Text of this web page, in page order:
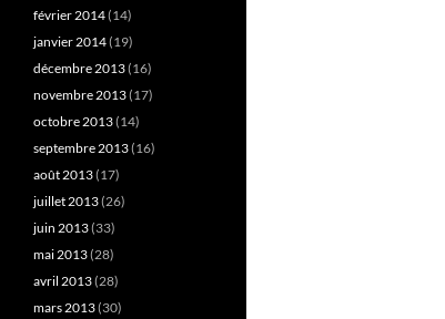
février 2014(14)
janvier 2014(19)
décembre 2013(16)
novembre 2013(17)
octobre 2013(14)
septembre 2013(16)
août 2013(17)
juillet 2013(26)
juin 2013(33)
mai 2013(28)
avril 2013(28)
mars 2013(30)